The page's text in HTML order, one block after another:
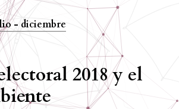
- diciembre
2018 y el